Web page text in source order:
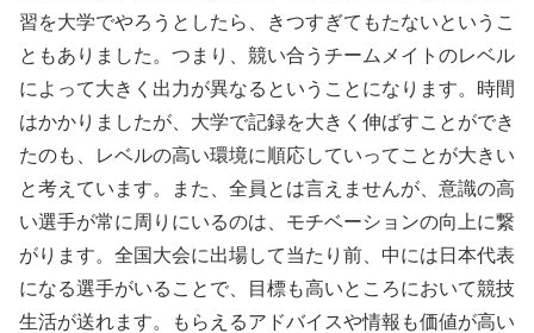
習を大学でやろうとしたら、きつすぎてもたないというこ
ともありました。つまり、競い合うチームメイトのレベル
によって大きく出力が異なるということになります。時間
はかかりましたが、大学で記録を大きく伸ばすことができ
たのも、レベルの高い環境に順応していってことが大きい
と考えています。また、全員とは言えませんが、意識の高
い選手が常に周りにいるのは、モチベーションの向上に繋
がります。全国大会に出場して当たり前、中には日本代表
になる選手がいることで、目標も高いところにおいて競技
生活が送れます。もらえるアドバイスや情報も価値が高い